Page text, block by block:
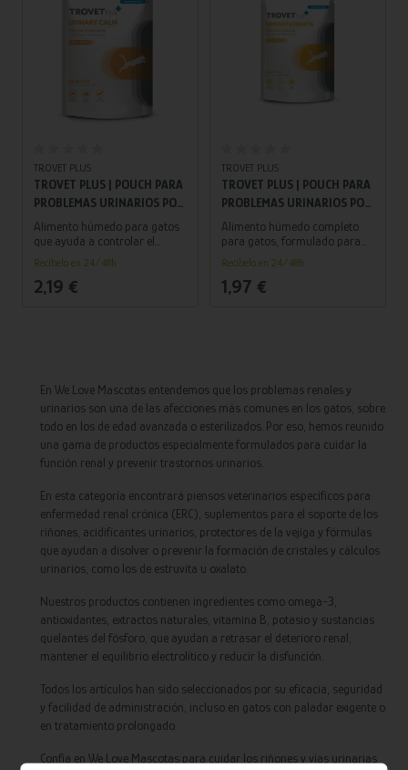
TROVET PLUS
TROVET PLUS | POUCH PARA
PROBLEMAS URINARIOS POR
ESTRÉS PARA GATOS | POLLO
85 G
Alimento húmedo para gatos
que ayuda a controlar el
estrés y prevenir cálculos
urinarios.
Recíbelo en 24/48h
2,19 €
TROVET PLUS
TROVET PLUS | POUCH PARA
PROBLEMAS URINARIOS POR
ESTRUVITA PARA GATO | 85
G
Alimento húmedo completo
para gatos, formulado para
prevenir y disolver cálculos
urinarios de estruvita.
Recíbelo en 24/48h
1,97 €
En We Love Mascotas entendemos que los problemas renales y
urinarios son una de las afecciones más comunes en los gatos, sobre
todo en los de edad avanzada o esterilizados. Por eso, hemos reunido
una gama de productos especialmente formulados para cuidar la
función renal y prevenir trastornos urinarios.
En esta categoría encontrará piensos veterinarios específicos para
enfermedad renal crónica (ERC), suplementos para el soporte de los
riñones, acidificantes urinarios, protectores de la vejiga y fórmulas
que ayudan a disolver o prevenir la formación de cristales y cálculos
urinarios, como los de estruvita u oxalato.
Nuestros productos contienen ingredientes como omega-3,
antioxidantes, extractos naturales, vitamina B, potasio y sustancias
quelantes del fósforo, que ayudan a retrasar el deterioro renal,
mantener el equilibrio electrolítico y reducir la disfunción.
Todos los artículos han sido seleccionados por su eficacia, seguridad
y facilidad de administración, incluso en gatos con paladar exigente o
en tratamiento prolongado.
Confía en We Love Mascotas para cuidar los riñones y vías urinarias